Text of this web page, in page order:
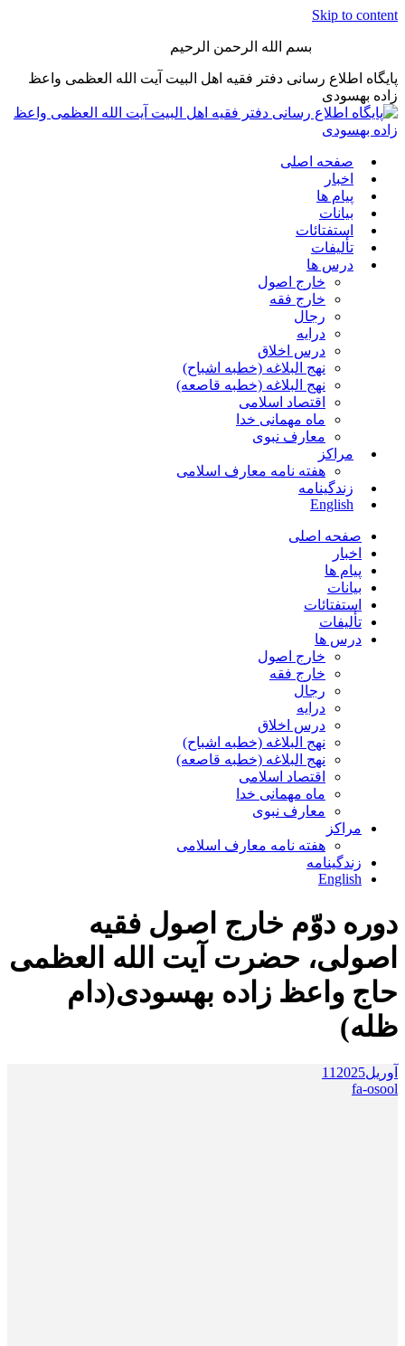
Skip to content
بسم الله الرحمن الرحیم
پایگاه اطلاع رسانی دفتر فقیه اهل البیت آیت الله العظمی واعظ
زاده بهسودی
صفحه اصلی
اخبار
پیام ها
بیانات
استفتائات
تألیفات
درس ها
خارج اصول
خارج فقه
رجال
درایه
درس اخلاق
نهج البلاغه (خطبه اشباح)
نهج البلاغه (خطبه قاصعه)
اقتصاد اسلامی
ماه مهمانی خدا
معارف نبوی
مراکز
هفته نامه معارف اسلامی
زندگینامه
English
صفحه اصلی
اخبار
پیام ها
بیانات
استفتائات
تألیفات
درس ها
خارج اصول
خارج فقه
رجال
درایه
درس اخلاق
نهج البلاغه (خطبه اشباح)
نهج البلاغه (خطبه قاصعه)
اقتصاد اسلامی
ماه مهمانی خدا
معارف نبوی
مراکز
هفته نامه معارف اسلامی
زندگینامه
English
دوره دوّم خارج اصول فقیه
اصولی، حضرت آیت الله العظمی
حاج واعظ زاده بهسودی(دام
ظله)
آوریل 11 2025
fa-osool